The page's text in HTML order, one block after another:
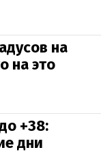
на
на это
+38:
дни